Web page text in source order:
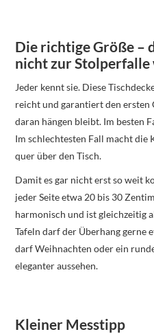
Die richtige Größe –
nicht zur
Jeder kennt sie. Diese
reicht und garantiert den ersten
daran hängen bleibt. Im besten
Im schlechtesten Fall macht die
quer über den Tisch.
Damit es gar nicht erst so weit
jeder Seite etwa 20 bis 30
harmonisch und ist gleichzeitig
Tafeln darf der Überhang gerne
darf Weihnachten oder ein
eleganter aussehen.
Kleiner Messtipp